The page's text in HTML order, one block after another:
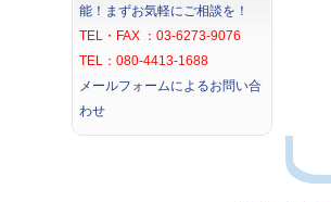
能！まずお気軽にご相談を！
TEL・FAX ：03-6273-9076
TEL：080-4413-1688
メールフォームによるお問い合
わせ